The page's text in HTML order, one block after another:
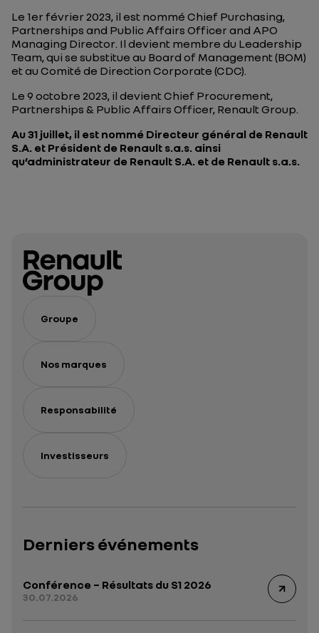
Le 1er février 2023, il est nommé Chief Purchasing,
Partnerships and Public Affairs Officer and APO
Managing Director. Il devient membre du Leadership
Team, qui se substitue au Board of Management (BOM)
et au Comité de Direction Corporate (CDC).
Le 9 octobre 2023, il devient Chief Procurement,
Partnerships & Public Affairs Officer, Renault Group.
Au 31 juillet, il est nommé Directeur général de Renault
S.A. et Président de Renault s.a.s. ainsi
qu’administrateur de Renault S.A. et de Renault s.a.s.
Groupe
Nos marques
Responsabilité
Investisseurs
Derniers événements
Conférence – Résultats du S1 2026
30.07.2026